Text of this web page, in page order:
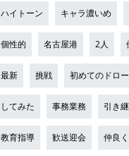
ハイトーン キャラ濃いめ
個性的 名古屋港 2人
最新 挑戦 初めてのドロ
してみた 事務業務 引き
教育指導 歓送迎会 仲良く